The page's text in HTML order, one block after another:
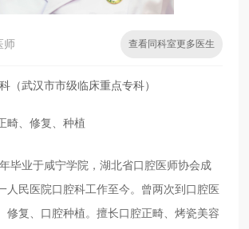
查看同科室更多医生
师
（武汉市市级临床重点专科）
畸、修复、种植
毕业于咸宁学院，湖北省口腔医师协会成
人民医院口腔科工作至今。曾两次到口腔医
修复、口腔种植。擅长口腔正畸、烤瓷美容